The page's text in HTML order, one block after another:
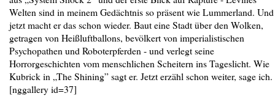
Welten sind in meinem Gedächtnis so präsent wie Lummerland. Und
jetzt macht er das schon wieder. Baut eine Stadt über den Wolken,
getragen von Heißluftballons, bevölkert von imperialistischen
Psychopathen und Roboterpferden - und verlegt seine
Horrorgeschichten vom menschlichen Scheitern ins Tageslicht. Wie
Kubrick in „The Shining” sagt er. Jetzt erzähl schon weiter, sage ich.
[nggallery id=37]